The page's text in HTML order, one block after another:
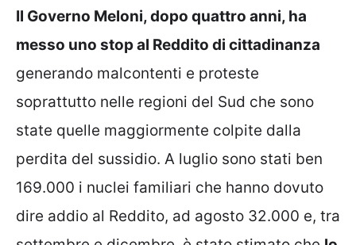
Il Governo Meloni, dopo quattro anni, ha
messo uno stop al Reddito di cittadinanza
generando malcontenti e proteste
soprattutto nelle regioni del Sud che sono
state quelle maggiormente colpite dalla
perdita del sussidio. A luglio sono stati ben
169.000 i nuclei familiari che hanno dovuto
dire addio al Reddito, ad agosto 32.000 e, tra